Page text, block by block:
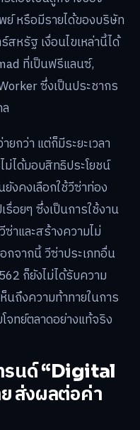
ย์ หรือมีรายได้ของบริษัท
สหรัฐ เงื่อนไขเหล่านี้ได้
ที่เป็นฟรีแลนซ์,
ซึ่งเป็นประชากร
ยกว่า แต่ก็มีระยะเวลา
ได้มอบสิทธิประโยชน์
งคงเลือกใช้วีซ่าท่อง
รื่อยๆ ซึ่งเป็นการใช้งาน
าและสร้างความไม่
กจากนี้ วีซ่าประเภทอื่น
ก็ยังไม่ได้รับความ
นถึงความท้าทายในการ
จทย์ตลาดอย่างแท้จริง
รนด์ “Digital
ส่งผลต่อค่า